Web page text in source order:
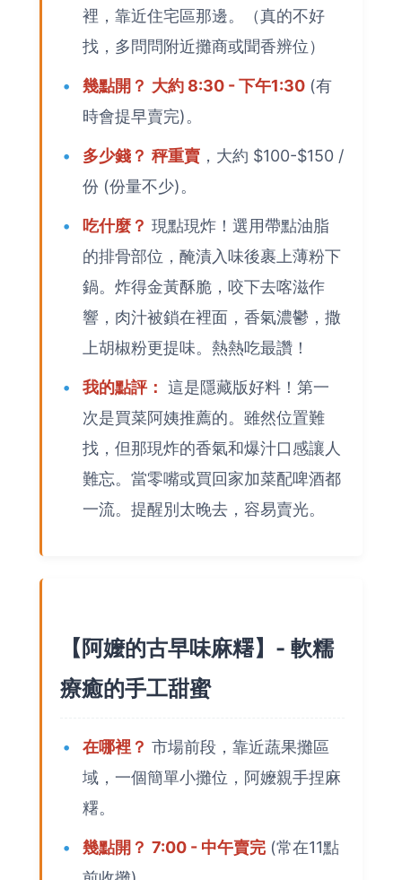
裡，靠近住宅區那邊。（真的不好
找，多問問附近攤商或聞香辨位）
幾點開？ 大約 8:30 - 下午1:30 (有
時會提早賣完)。
多少錢？ 秤重賣 ，大約 $100-$150 /
份 (份量不少)。
吃什麼？ 現點現炸！選用帶點油脂
的排骨部位，醃漬入味後裹上薄粉下
鍋。炸得金黃酥脆，咬下去喀滋作
響，肉汁被鎖在裡面，香氣濃鬱，撒
上胡椒粉更提味。熱熱吃最讚！
我的點評： 這是隱藏版好料！第一
次是買菜阿姨推薦的。雖然位置難
找，但那現炸的香氣和爆汁口感讓人
難忘。當零嘴或買回家加菜配啤酒都
一流。提醒別太晚去，容易賣光。
【阿嬤的古早味麻糬】- 軟糯
療癒的手工甜蜜
在哪裡？ 市場前段，靠近蔬果攤區
域，一個簡單小攤位，阿嬤親手捏麻
糬。
幾點開？ 7:00 - 中午賣完(常在11點